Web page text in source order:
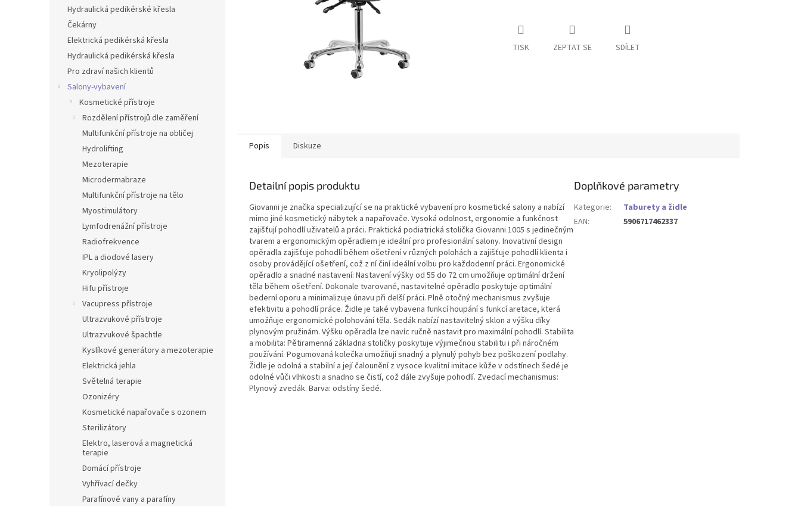
Hydraulická pedikérské křesla
Čekárny
Elektrická pedikérská křesla
Hydraulická pedikérská křesla
Pro zdraví našich klientů
Salony-vybavení
Kosmetické přístroje
Rozdělení přístrojů dle zaměření
Multifunkční přístroje na obličej
Hydrolifting
Mezoterapie
Microdermabraze
Multifunkční přístroje na tělo
Myostimulátory
Lymfodrenážní přístroje
Radiofrekvence
IPL a diodové lasery
Kryolipolýzy
Hifu přístroje
Vacupress přístroje
Ultrazvukové přístroje
Ultrazvukové špachtle
Kyslíkové generátory a mezoterapie
Elektrická jehla
Světelná terapie
Ozonizéry
Kosmetické napařovače s ozonem
Sterilizátory
Elektro, laserová a magnetická
terapie
Domácí přístroje
Vyhřívací dečky
Parafínové vany a parafíny
TISK ZEPTAT SE SDÍLET
Popis Diskuze
Detailní popis produktu
Giovanni je značka specializující se na praktické vybavení pro kosmetické salony a nabízí
mimo jiné kosmetický nábytek a napařovače. Vysoká odolnost, ergonomie a funkčnost
zajišťují pohodlí uživatelů a práci. Praktická podiatrická stolička Giovanni 1005 s jedinečným
tvarem a ergonomickým opěradlem je ideální pro profesionální salony. Inovativní design
opěradla zajišťuje pohodlí během ošetření v různých polohách a zajišťuje pohodlí klienta i
osoby provádějící ošetření, což z ní činí ideální volbu pro každodenní práci. Ergonomické
opěradlo a snadné nastavení: Nastavení výšky od 55 do 72 cm umožňuje optimální držení
těla během ošetření. Dokonale tvarované, nastavitelné opěradlo poskytuje optimální
bederní oporu a minimalizuje únavu při delší práci. Plně otočný mechanismus zvyšuje
efektivitu a pohodlí práce. Židle je také vybavena funkcí houpání s funkcí aretace, která
umožňuje ergonomické polohování těla. Sedák nabízí nastavitelný sklon a výšku díky
plynovým pružinám. Výšku opěradla lze navíc ručně nastavit pro maximální pohodlí. Stabilita
a mobilita: Pětiramenná základna stoličky poskytuje výjimečnou stabilitu i při náročném
používání. Pogumovaná kolečka umožňují snadný a plynulý pohyb bez poškození podlahy.
Židle je odolná a stabilní a její čalounění z vysoce kvalitní imitace kůže v odstínech šedé je
odolné vůči vlhkosti a snadno se čistí, což dále zvyšuje pohodlí. Zvedací mechanismus:
Plynový zvedák. Barva: odstíny šedé.
Doplňkové parametry
Kategorie:
Taburety a židle
EAN: 5906717462337